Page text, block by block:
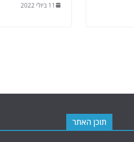
11 ביולי 2022
תוכן האתר